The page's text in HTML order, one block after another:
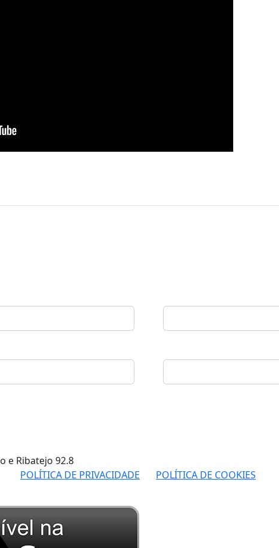
e Ribatejo 92.8
POLÍTICA DE PRIVACIDADE POLÍTICA DE COOKIES